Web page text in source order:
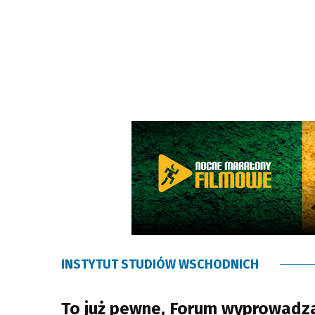
INSTYTUT STUDIÓW WSCHODNICH
To już pewne, Forum